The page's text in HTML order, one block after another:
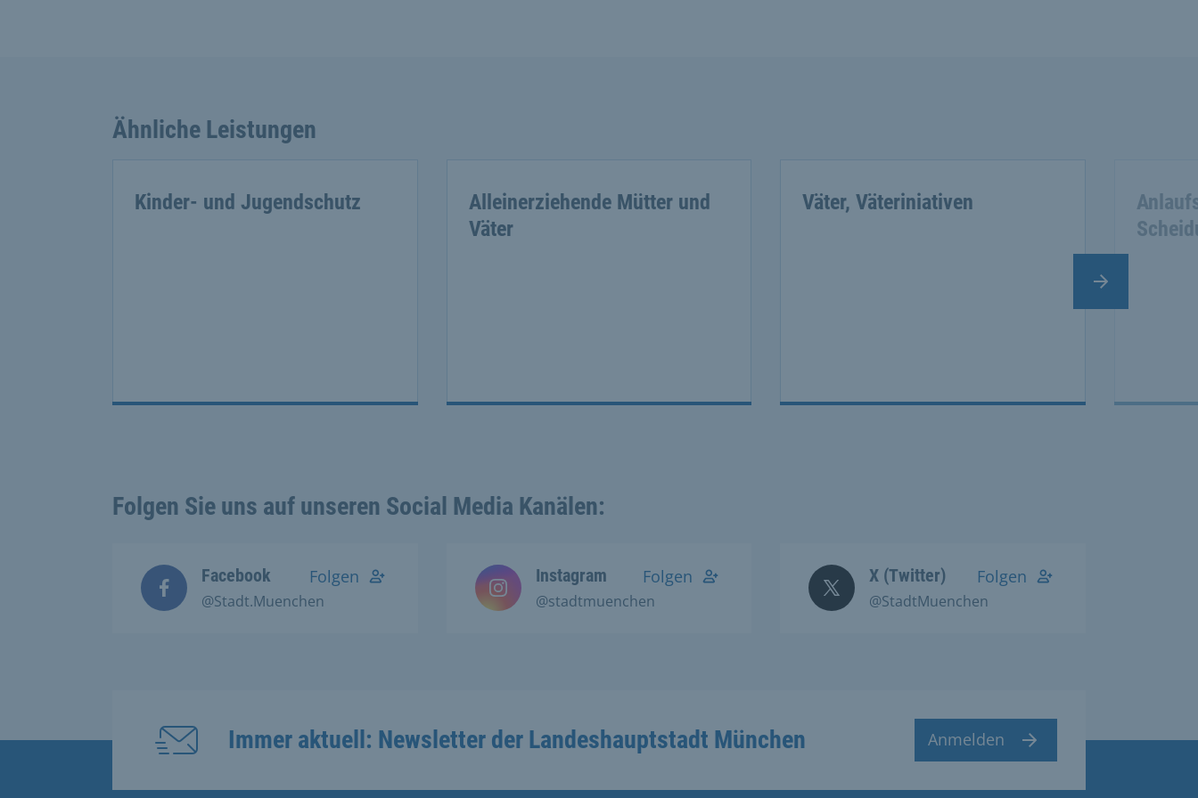
Ähnliche Leistungen
Kinder- und Jugendschutz
Alleinerziehende Mütter und
Väter
Väter, Väteriniativen
Nächster Slide
Folgen Sie uns auf unseren Social Media Kanälen:
Facebook
@Stadt.Muenchen
Folgen Instagram
@stadtmuenchen
Folgen X (Twitter)
@StadtMuenchen
Folgen
Immer aktuell: Newsletter der Landeshauptstadt München Anmelden